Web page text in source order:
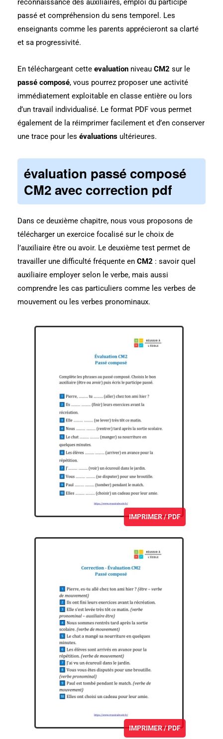
passé et compréhension du sens temporel. Les
enseignants comme les parents apprécieront sa clarté
et sa progressivité.
En téléchargeant cette evaluation niveau CM2 sur le
passé composé, vous pourrez proposer une activité
immédiatement exploitable en classe entière ou lors
d’un travail individualisé. Le format PDF vous permet
également de la réimprimer facilement et d’en conserver
une trace pour les évaluations ultérieures.
évaluation passé composé
CM2 avec correction pdf
Dans ce deuxième chapitre, nous vous proposons de
télécharger un exercice focalisé sur le choix de
l’auxiliaire être ou avoir. Le deuxième test permet de
travailler une difficulté fréquente en CM2 : savoir quel
auxiliaire employer selon le verbe, mais aussi
comprendre les cas particuliers comme les verbes de
mouvement ou les verbes pronominaux.
IMPRIMER / PDF
IMPRIMER / PDF